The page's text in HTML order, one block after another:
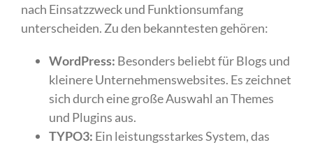
nach Einsatzzweck und Funktionsumfang
unterscheiden. Zu den bekanntesten gehören:
WordPress: Besonders beliebt für Blogs und
kleinere Unternehmenswebsites. Es zeichnet
sich durch eine große Auswahl an Themes
und Plugins aus.
TYPO3: Ein leistungsstarkes System, das